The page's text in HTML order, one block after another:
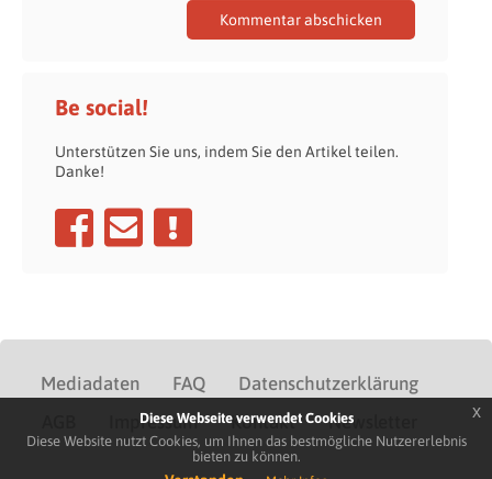
Be social!
Unterstützen Sie uns, indem Sie den Artikel teilen.
Danke!
Mediadaten FAQ
Datenschutzerklärung
Impressum Kontakt Newsletter
Diese Webseite verwendet Cookies
Diese Website nutzt Cookies, um Ihnen das bestmögliche Nutzererlebnis
bieten zu können.
x